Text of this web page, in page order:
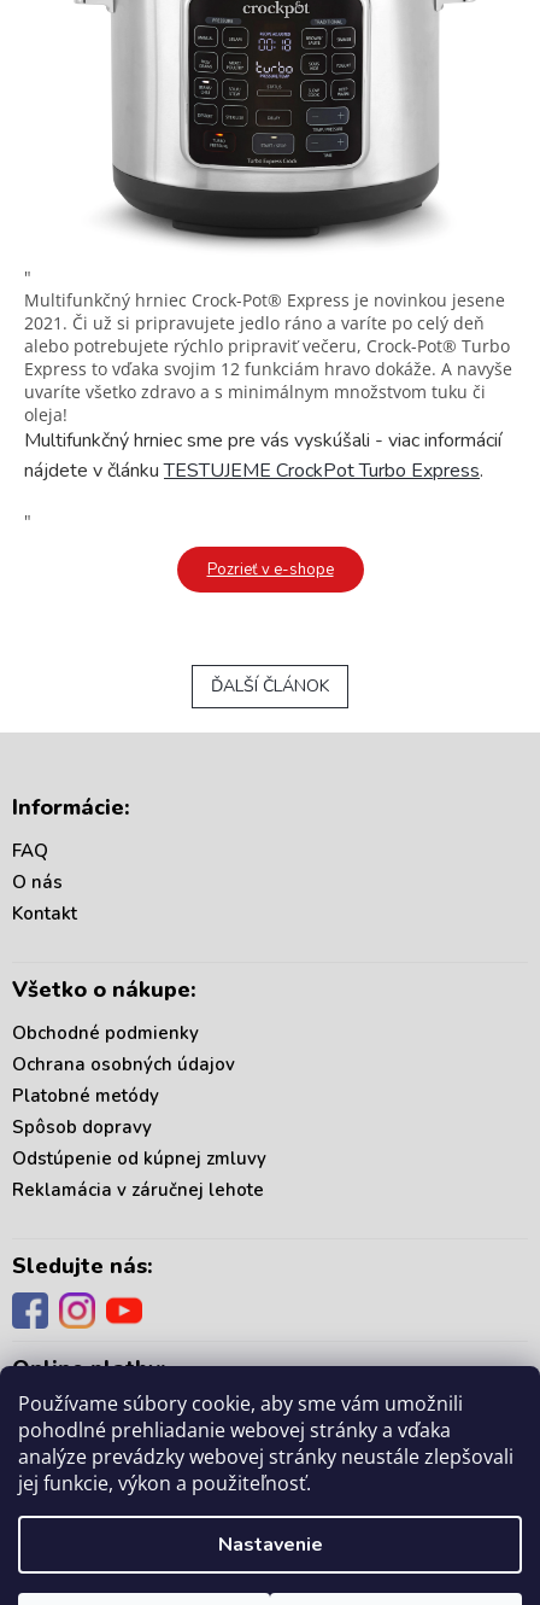
Používame súbory cookie, aby sme vám umožnili
pohodlné prehliadanie webovej stránky a vďaka
analýze prevádzky webovej stránky neustále zlepšovali
jej funkcie, výkon a použiteľnosť.
Nastavenie
"
Multifunkčný hrniec Crock-Pot® Express je novinkou jesene
2021. Či už si pripravujete jedlo ráno a varíte po celý deň
alebo potrebujete rýchlo pripraviť večeru, Crock-Pot® Turbo
Express to vďaka svojim 12 funkciám hravo dokáže. A navyše
uvaríte všetko zdravo a s minimálnym množstvom tuku či
oleja!
Multifunkčný hrniec sme pre vás vyskúšali - viac informácií
nájdete v článkuTESTUJEME CrockPot Turbo Express.
"
Pozrieť v e-shope
ĎALŠÍ ČLÁNOK
Informácie:
FAQ
O nás
Kontakt
Všetko o nákupe:
Obchodné podmienky
Ochrana osobných údajov
Platobné metódy
Spôsob dopravy
Odstúpenie od kúpnej zmluvy
Reklamácia v záručnej lehote
Sledujte nás:
Online platby:
mámedoma.sk . Všetky práva vyhradené.
cookies